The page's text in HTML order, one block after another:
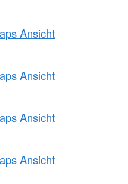
Ansicht
Ansicht
Ansicht
Ansicht